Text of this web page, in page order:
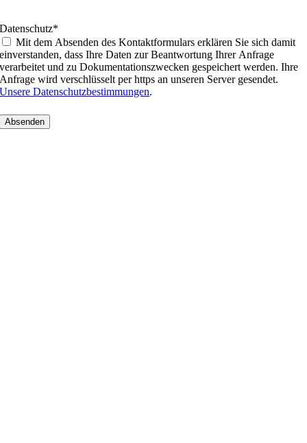
Datenschutz*
Mit dem Absenden des Kontaktformulars erklären Sie sich damit
einverstanden, dass Ihre Daten zur Beantwortung Ihrer Anfrage
verarbeitet und zu Dokumentationszwecken gespeichert werden. Ihre
Anfrage wird verschlüsselt per https an unseren Server gesendet.
Unsere Datenschutzbestimmungen.